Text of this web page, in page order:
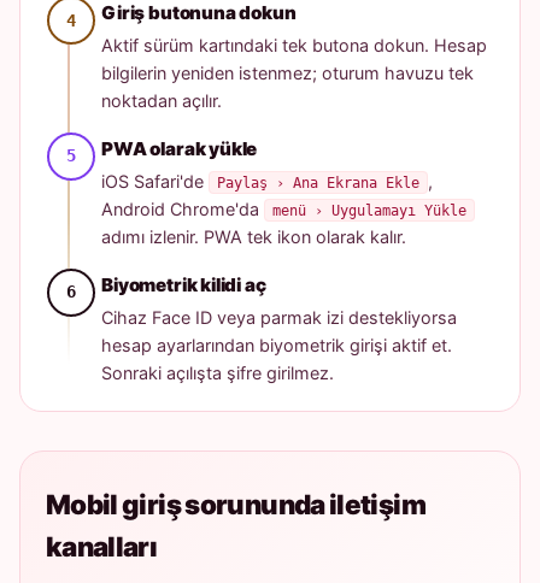
Giriş butonuna dokun
Aktif sürüm kartındaki tek butona dokun. Hesap
bilgilerin yeniden istenmez; oturum havuzu tek
noktadan açılır.
PWA olarak yükle
iOS Safari'de Paylaş › Ana Ekrana Ekle ,
Android Chrome'da
menü › Uygulamayı Yükle
adımı izlenir. PWA tek ikon olarak kalır.
Biyometrik kilidi aç
Cihaz Face ID veya parmak izi destekliyorsa
hesap ayarlarından biyometrik girişi aktif et.
Sonraki açılışta şifre girilmez.
Mobil giriş sorununda iletişim
kanalları